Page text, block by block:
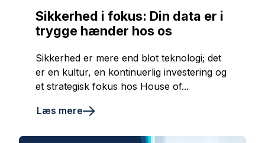
Sikkerhed i fokus: Din data er i
trygge hænder hos os
Sikkerhed er mere end blot teknologi; det
er en kultur, en kontinuerlig investering og
et strategisk fokus hos House of...
Læs mere